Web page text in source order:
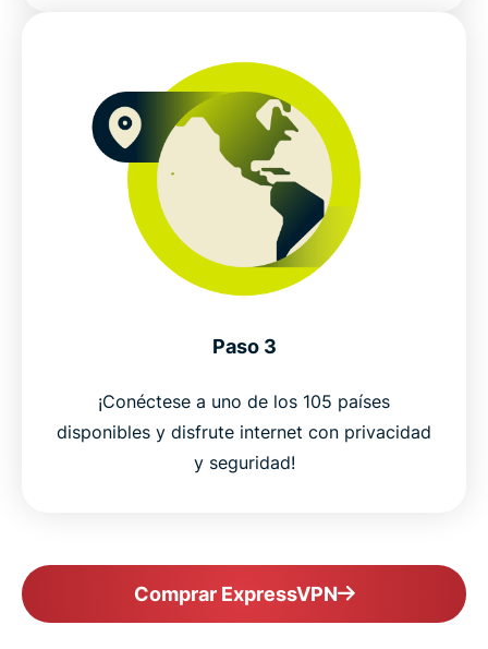
Paso 3
¡Conéctese a uno de los 105 países
disponibles y disfrute internet con privacidad
y seguridad!
Comprar ExpressVPN